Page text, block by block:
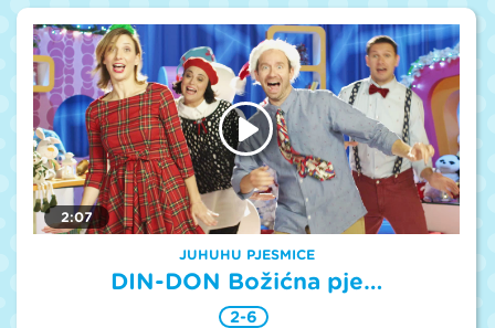
2:07
JUHUHU PJESMICE
DIN-DON Božićna pje…
2-6